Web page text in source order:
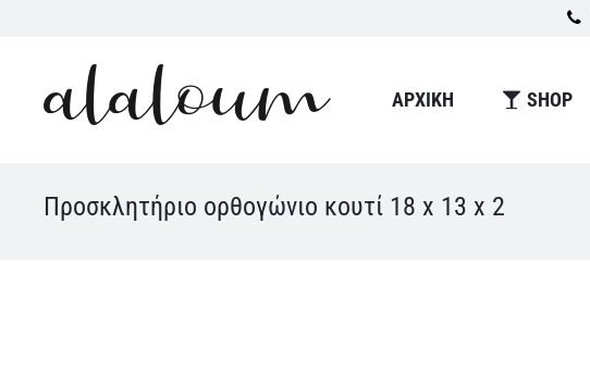
ΑΡΧΙΚΉ SHOP
Προσκλητήριο ορθογώνιο κουτί 18 x 13 x 2